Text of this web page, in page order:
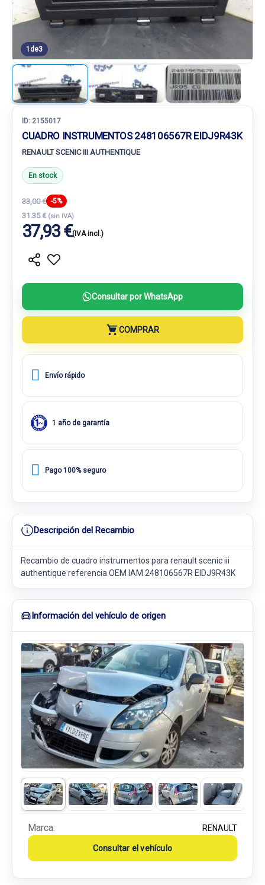
1 de3
ID: 2155017
CUADRO INSTRUMENTOS 248106567R EIDJ9R43K
RENAULT SCENIC III AUTHENTIQUE
En stock
33,00 € -5%
31.35 € (sin IVA)
37,93 €(IVA incl.)
Consultar por WhatsApp
COMPRAR
Envío rápido
1 año de garantía
Pago 100% seguro
Descripción del Recambio
Recambio de cuadro instrumentos para renault scenic iii
authentique referencia OEM IAM 248106567R EIDJ9R43K
Información del vehículo de origen
Marca: RENAULT
Consultar el vehículo